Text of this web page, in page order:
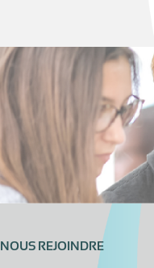
NOUS REJOINDRE